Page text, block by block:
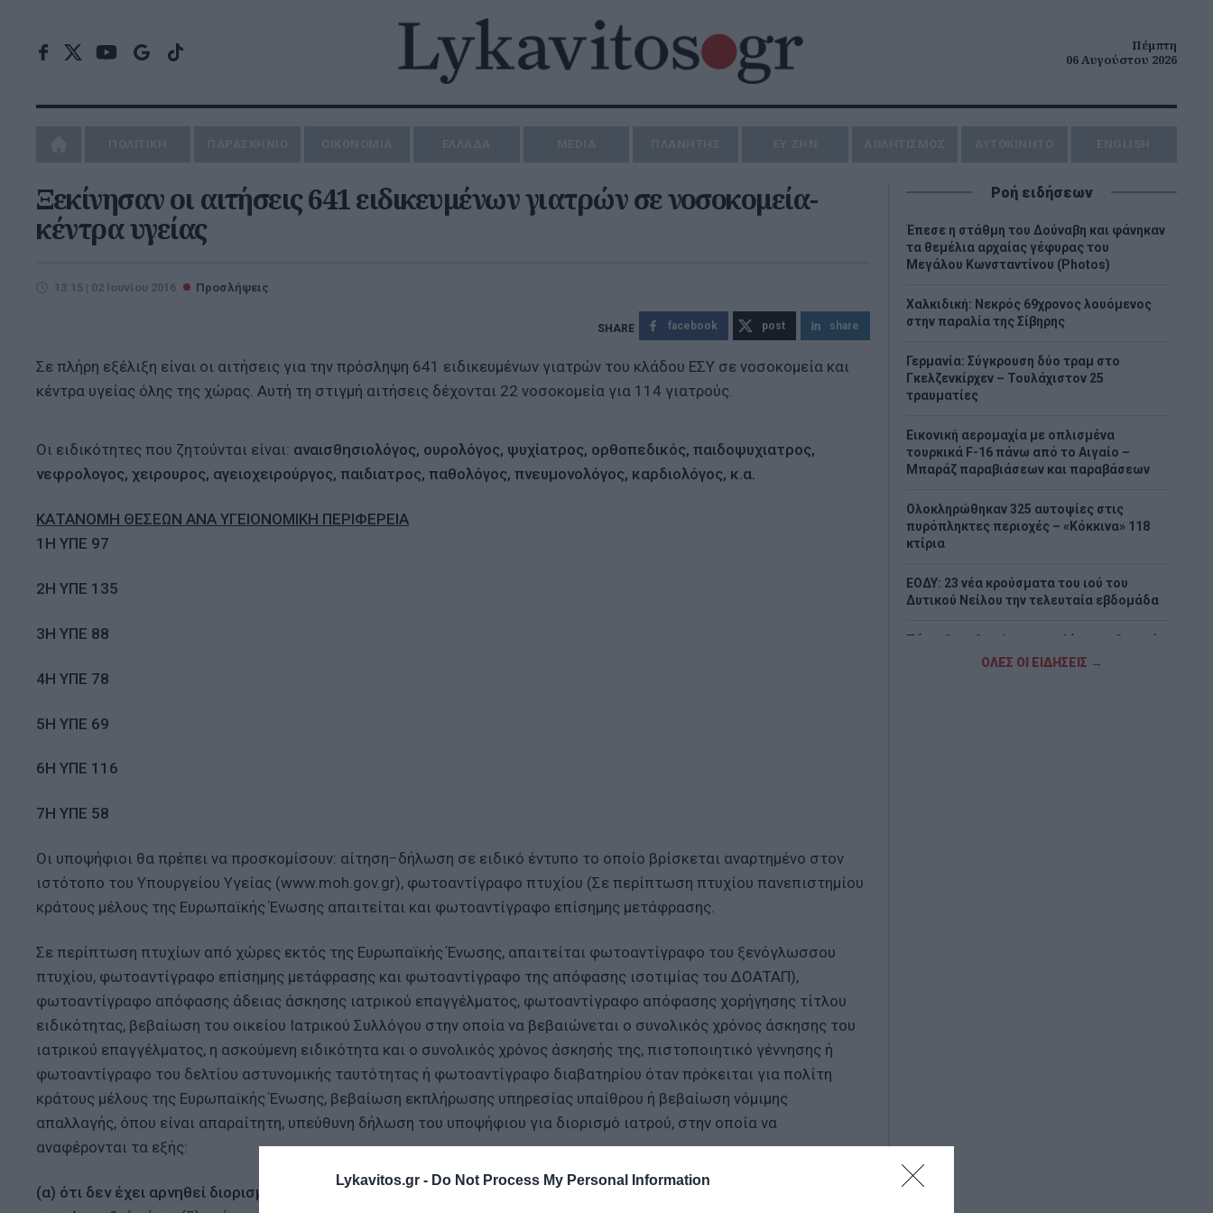
Lykavitos.gr - Do Not Process My Personal Information
Πέμπτη
06 Αυγούστου 2026
Ξεκίνησαν οι αιτήσεις 641 ειδικευμένων γιατρών σε νοσοκομεία-
κέντρα υγείας
13:15 | 02 Ιουνίου 2016 Προσλήψεις
facebook post share
Σε πλήρη εξέλιξη είναι οι αιτήσεις για την πρόσληψη 641 ειδικευμένων γιατρών του κλάδου ΕΣΥ σε νοσοκομεία και
κέντρα υγείας όλης της χώρας. Αυτή τη στιγμή αιτήσεις δέχονται 22 νοσοκομεία για 114 γιατρούς.
Οι ειδικότητες που ζητούνται είναι: αναισθησιολόγος, ουρολόγος, ψυχίατρος, ορθοπεδικός, παιδοψυχιατρος,
νεφρολογος, χειρουρος, αγειοχειρούργος, παιδιατρος, παθολόγος, πνευμονολόγος, καρδιολόγος, κ.α.
ΚΑΤΑΝΟΜΗ ΘΕΣΕΩΝ ΑΝΑ ΥΓΕΙΟΝΟΜΙΚΗ ΠΕΡΙΦΕΡΕΙΑ
1Η ΥΠΕ 97
2Η ΥΠΕ 135
3Η ΥΠΕ 88
4Η ΥΠΕ 78
5Η ΥΠΕ 69
6Η ΥΠΕ 116
7Η ΥΠΕ 58
Οι υποψήφιοι θα πρέπει να προσκομίσουν: αίτηση−δήλωση σε ειδικό έντυπο το οποίο βρίσκεται αναρτημένο στον
ιστότοπο του Υπουργείου Υγείας (www.moh.gov.gr), φωτοαντίγραφο πτυχίου (Σε περίπτωση πτυχίου πανεπιστημίου
κράτους μέλους της Ευρωπαϊκής Ένωσης απαιτείται και φωτοαντίγραφο επίσημης μετάφρασης.
Σε περίπτωση πτυχίων από χώρες εκτός της Ευρωπαϊκής Ένωσης, απαιτείται φωτοαντίγραφο του ξενόγλωσσου
πτυχίου, φωτοαντίγραφο επίσημης μετάφρασης και φωτοαντίγραφο της απόφασης ισοτιμίας του ΔΟΑΤΑΠ),
φωτοαντίγραφο απόφασης άδειας άσκησης ιατρικού επαγγέλματος, φωτοαντίγραφο απόφασης χορήγησης τίτλου
ειδικότητας, βεβαίωση του οικείου Ιατρικού Συλλόγου στην οποία να βεβαιώνεται ο συνολικός χρόνος άσκησης του
ιατρικού επαγγέλματος, η ασκούμενη ειδικότητα και ο συνολικός χρόνος άσκησής της, πιστοποιητικό γέννησης ή
φωτοαντίγραφο του δελτίου αστυνομικής ταυτότητας ή φωτοαντίγραφο διαβατηρίου όταν πρόκειται για πολίτη
κράτους μέλους της Ευρωπαϊκής Ένωσης, βεβαίωση εκπλήρωσης υπηρεσίας υπαίθρου ή βεβαίωση νόμιμης
απαλλαγής, όπου είναι απαραίτητη, υπεύθυνη δήλωση του υποψήφιου για διορισμό ιατρού, στην οποία να
αναφέρονται τα εξής:
(α) ότι δεν έχει αρνηθεί διορισμό σε θέση του κλάδου ιατρών Ε.Σ.Υ.
ή σε αντίθετη περίπτωση, ότι έχουν
Ροή ειδήσεων
Έπεσε η στάθμη του Δούναβη και φάνηκαν
τα θεμέλια αρχαίας γέφυρας του
Μεγάλου Κωνσταντίνου (Photos)
Χαλκιδική: Νεκρός 69χρονος λουόμενος
στην παραλία της Σίβηρης
Γερμανία: Σύγκρουση δύο τραμ στο
Γκελζενκίρχεν – Τουλάχιστον 25
τραυματίες
Εικονική αερομαχία με οπλισμένα
τουρκικά F-16 πάνω από το Αιγαίο –
Μπαράζ παραβιάσεων και παραβάσεων
Ολοκληρώθηκαν 325 αυτοψίες στις
πυρόπληκτες περιοχές – «Κόκκινα» 118
κτίρια
ΕΟΔΥ: 23 νέα κρούσματα του ιού του
Δυτικού Νείλου την τελευταία εβδομάδα
Ζάκυνθος: Οκτώ καταγγελίες για βιασμό
μέσα σε 20 ημέρεςΟΛΕΣ ΟΙ ΕΙΔΗΣΕΙΣ →